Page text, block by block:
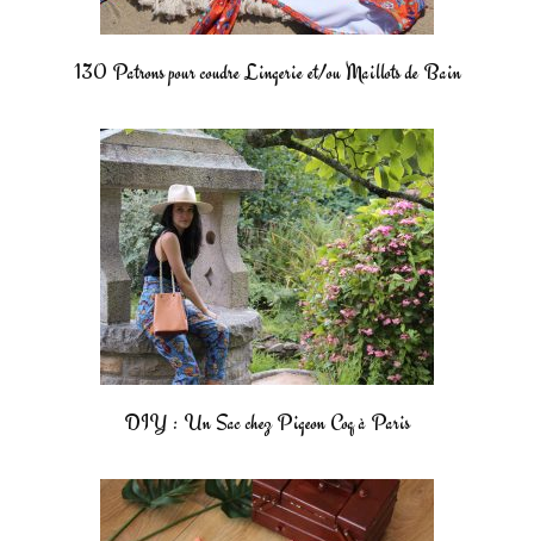
130 Patrons pour coudre Lingerie et/ou Maillots de Bain
DIY : Un Sac chez Pigeon Coq à Paris